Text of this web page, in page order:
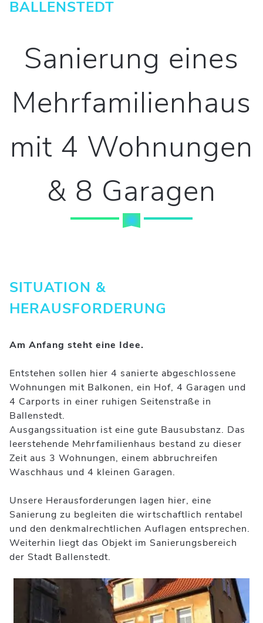
BALLENSTEDT
Sanierung eines
Mehrfamilienhaus
mit 4 Wohnungen
& 8 Garagen
SITUATION &
HERAUSFORDERUNG
Am Anfang steht eine Idee.
Entstehen sollen hier 4 sanierte abgeschlossene
Wohnungen mit Balkonen, ein Hof, 4 Garagen und
4 Carports in einer ruhigen Seitenstraße in
Ballenstedt.
Ausgangssituation ist eine gute Bausubstanz. Das
leerstehende Mehrfamilienhaus bestand zu dieser
Zeit aus 3 Wohnungen, einem abbruchreifen
Waschhaus und 4 kleinen Garagen.
Unsere Herausforderungen lagen hier, eine
Sanierung zu begleiten die wirtschaftlich rentabel
und den denkmalrechtlichen Auflagen entsprechen.
Weiterhin liegt das Objekt im Sanierungsbereich
der Stadt Ballenstedt.